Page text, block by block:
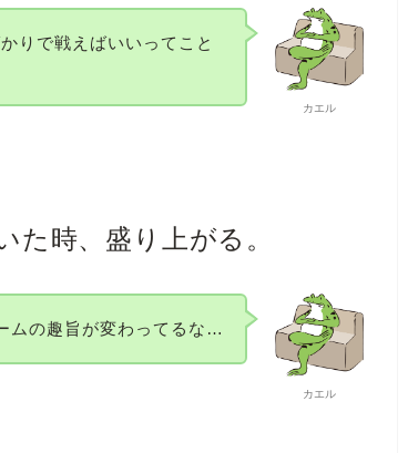
カエル
りで戦えばいいってこと
た時、盛り上がる。
カエル
ムの趣旨が変わってるな…